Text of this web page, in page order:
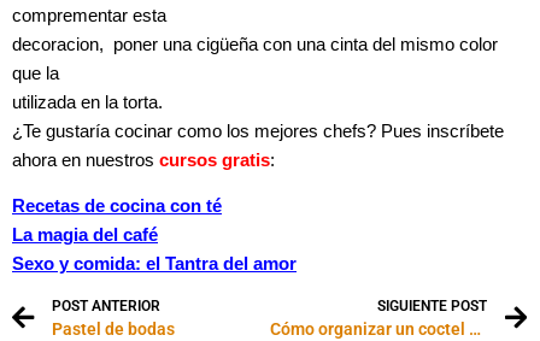
comprementar esta
decoracion, poner una cigüeña con una cinta del mismo color
que la
utilizada en la torta.
¿Te gustaría cocinar como los mejores chefs? Pues inscríbete
ahora en nuestros cursos gratis:
Recetas de cocina con té
La magia del café
Sexo y comida: el Tantra del amor
POST ANTERIOR
Pastel de bodas
SIGUIENTE POST
Cómo organizar un coctel party